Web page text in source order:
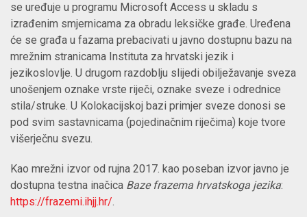
se uređuje u programu Microsoft Access u skladu s
izrađenim smjernicama za obradu leksičke građe. Uređena
će se građa u fazama prebacivati u javno dostupnu bazu na
mrežnim stranicama Instituta za hrvatski jezik i
jezikoslovlje. U drugom razdoblju slijedi obilježavanje sveza
unošenjem oznake vrste riječi, oznake sveze i odrednice
stila/struke. U Kolokacijskoj bazi primjer sveze donosi se
pod svim sastavnicama (pojedinačnim riječima) koje tvore
višerječnu svezu.
Kao mrežni izvor od rujna 2017. kao poseban izvor javno je
dostupna testna inačica Baze frazema hrvatskoga jezika:
https://frazemi.ihjj.hr/.